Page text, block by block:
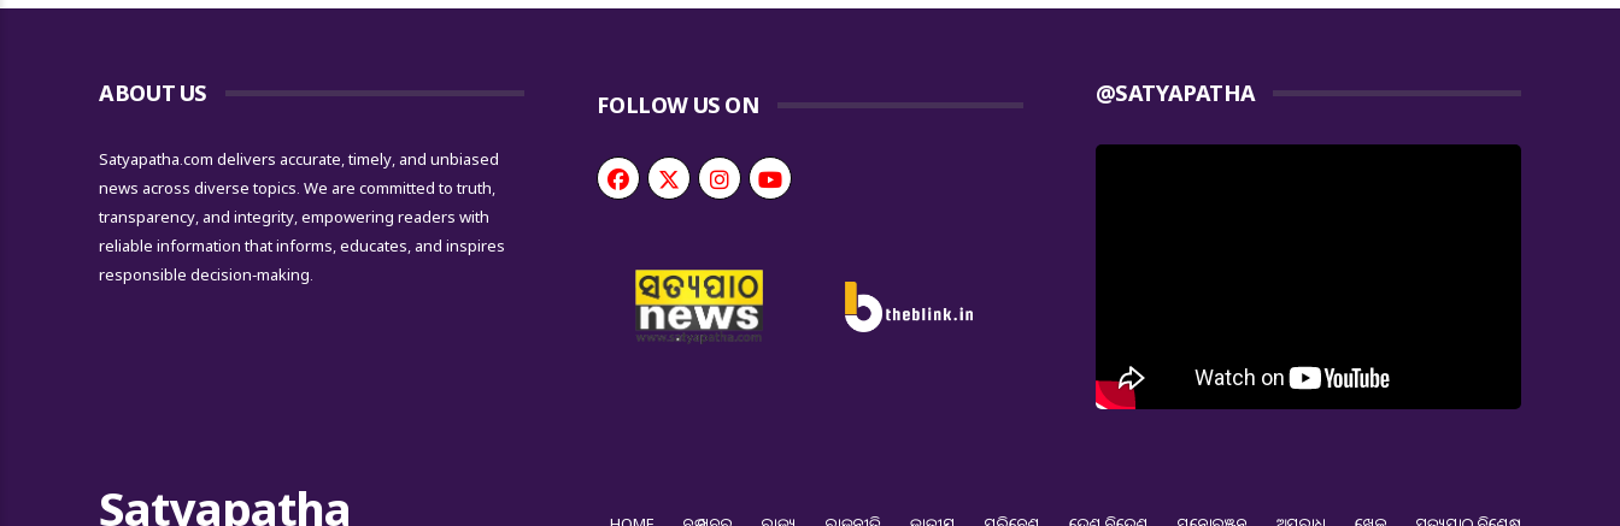
ABOUT US
Satyapatha.com delivers accurate, timely, and unbiased
news across diverse topics. We are committed to truth,
transparency, and integrity, empowering readers with
reliable information that informs, educates, and inspires
responsible decision-making.
FOLLOW US ON @SATYAPATHA
Satyapatha